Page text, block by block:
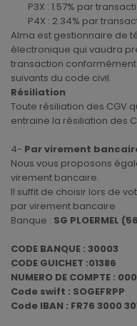
P3X : 1.57% par
P4X : 2.34% par
Alma est gestionnaire de
électronique qui vaudra
transaction conformément
suivants du code civil.
Résiliation
Toute résiliation des CGV
entraine la résiliation des
4- Par virement
Nous vous proposons
virement bancaire.
Il suffit de choisir lors de
par virement bancaire
Banque : SG PLOERMEL
CODE BANQUE : 30003
CODE GUICHET :01386
NUMERO DE COMPTE :
Code swift : SOGEFRPP
Code IBAN : FR76 3000